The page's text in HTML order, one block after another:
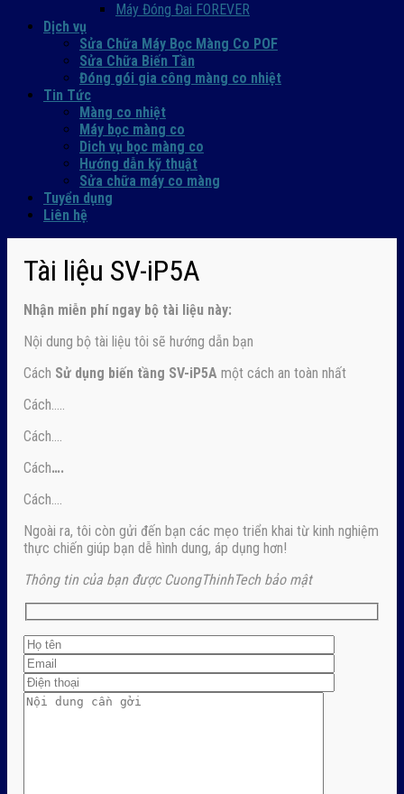
Máy Đóng Đai FOREVER
Dịch vụ
Sửa Chữa Máy Bọc Màng Co POF
Sửa Chữa Biến Tần
Đóng gói gia công màng co nhiệt
Tin Tức
Màng co nhiệt
Máy bọc màng co
Dich vụ bọc màng co
Hướng dẫn kỹ thuật
Sửa chữa máy co màng
Tuyển dụng
Liên hệ
Tài liệu SV-iP5A
Nhận miễn phí ngay bộ tài liệu này:
Nội dung bộ tài liệu tôi sẽ hướng dẫn bạn
Cách Sử dụng biến tầng SV-iP5A một cách an toàn nhất
Cách…..
Cách….
Cách….
Cách….
Ngoài ra, tôi còn gửi đến bạn các mẹo triển khai từ kinh nghiệm
thực chiến giúp bạn dễ hình dung, áp dụng hơn!
Thông tin của bạn được CuongThinhTech bảo mật